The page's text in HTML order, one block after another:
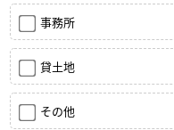
事務所
貸土地
その他